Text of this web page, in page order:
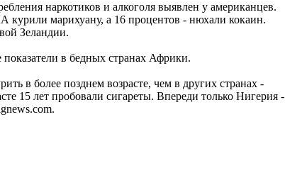
наркотиков и алкоголя выявлен у американцев.
курили марихуану, а 16 процентов - нюхали кокаин.
Зеландии.
в бедных странах Африки.
в более позднем возрасте, чем в других странах -
15 лет пробовали сигареты. Впереди только Нигерия -